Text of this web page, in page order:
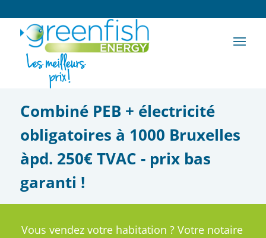
Combiné PEB + électricité
obligatoires à 1000 Bruxelles
àpd. 250€ TVAC - prix bas
garanti !
Vous vendez votre habitation ? Votre notaire